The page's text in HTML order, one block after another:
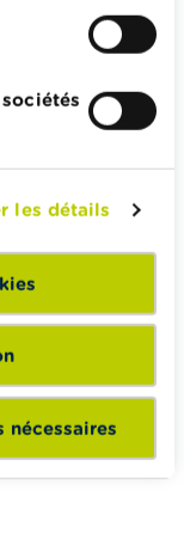
les détails
nécessaires
information
des
financière et